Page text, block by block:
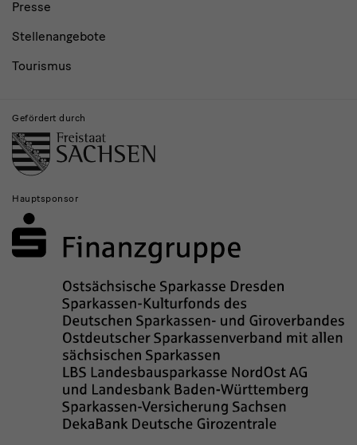
Presse
Stellenangebote
Tourismus
Gefördert durch
Hauptsponsor